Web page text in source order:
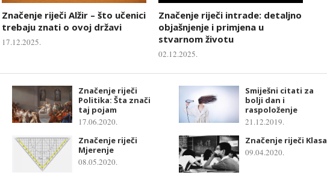
Značenje riječi Alžir – što učenici
trebaju znati o ovoj državi
17.12.2025.
Značenje riječi intrade: detaljno
objašnjenje i primjena u
stvarnom životu
02.12.2025.
Značenje riječi
Politika: Šta znači
taj pojam
17.06.2020.
Značenje riječi
Mjerenje
08.05.2020.
Smiješni citati za
bolji dan i
raspoloženje
21.12.2019.
Značenje riječi Klasa
09.04.2020.